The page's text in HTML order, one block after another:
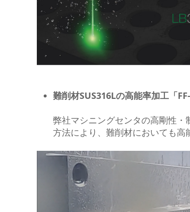
難削材SUS316Lの高能率加工「FF-
弊社マシニングセンタの高剛性
方法により、難削材においても高